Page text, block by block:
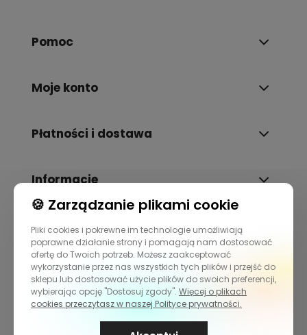
Pomoc
Moje konto
Płatności i dostawa
Informacje
O nas
🍪 Zarządzanie plikami cookie
Pliki cookies i pokrewne im technologie umożliwiają
poprawne działanie strony i pomagają nam dostosować
ofertę do Twoich potrzeb. Możesz zaakceptować
wykorzystanie przez nas wszystkich tych plików i przejść do
sklepu lub dostosować użycie plików do swoich preferencji,
wybierając opcję "Dostosuj zgody". Więcej o plikach
cookies przeczytasz w naszej Polityce prywatności.